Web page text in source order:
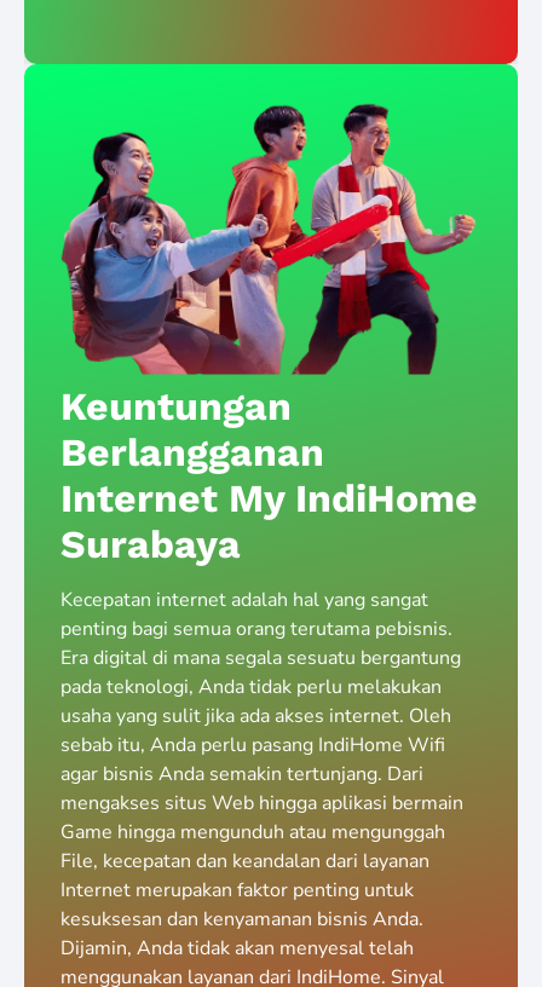
Keuntungan
Berlangganan
Internet My IndiHome
Surabaya
Kecepatan internet adalah hal yang sangat
penting bagi semua orang terutama pebisnis.
Era digital di mana segala sesuatu bergantung
pada teknologi, Anda tidak perlu melakukan
usaha yang sulit jika ada akses internet. Oleh
sebab itu, Anda perlu pasang IndiHome Wifi
agar bisnis Anda semakin tertunjang. Dari
mengakses situs Web hingga aplikasi bermain
Game hingga mengunduh atau mengunggah
File, kecepatan dan keandalan dari layanan
Internet merupakan faktor penting untuk
kesuksesan dan kenyamanan bisnis Anda.
Dijamin, Anda tidak akan menyesal telah
menggunakan layanan dari IndiHome. Sinyal